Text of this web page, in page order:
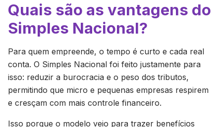
Quais são as vantagens do
Simples Nacional?
Para quem empreende, o tempo é curto e cada real
conta. O Simples Nacional foi feito justamente para
isso: reduzir a burocracia e o peso dos tributos,
permitindo que micro e pequenas empresas respirem
e cresçam com mais controle financeiro.
Isso porque o modelo veio para trazer benefícios